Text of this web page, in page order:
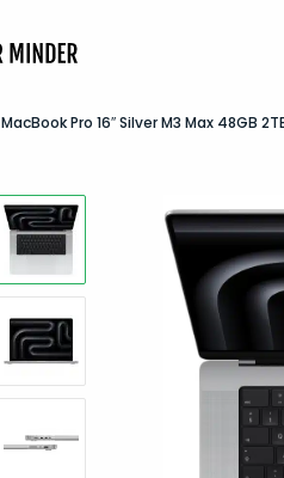
MacBook Pro 16″ Silver M3 Max 48GB